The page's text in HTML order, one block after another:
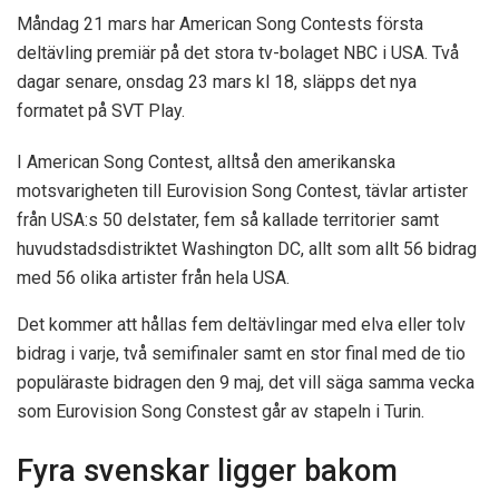
Måndag 21 mars har American Song Contests första
deltävling premiär på det stora tv-bolaget NBC i USA. Två
dagar senare, onsdag 23 mars kl 18, släpps det nya
formatet på SVT Play.
I American Song Contest, alltså den amerikanska
motsvarigheten till Eurovision Song Contest, tävlar artister
från USA:s 50 delstater, fem så kallade territorier samt
huvudstadsdistriktet Washington DC, allt som allt 56 bidrag
med 56 olika artister från hela USA.
Det kommer att hållas fem deltävlingar med elva eller tolv
bidrag i varje, två semifinaler samt en stor final med de tio
populäraste bidragen den 9 maj, det vill säga samma vecka
som Eurovision Song Constest går av stapeln i Turin.
Fyra svenskar ligger bakom